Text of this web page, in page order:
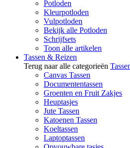
Potloden
Kleurpotloden
Vulpotloden
Bekijk alle Potloden
Schrijfsets
Toon alle artikelen
Tassen & Reizen
Terug naar alle categorieën
Canvas Tassen
Documententassen
Groenten en Fruit Zakjes
Heuptasjes
Jute Tassen
Katoenen Tassen
Koeltassen
Laptoptassen